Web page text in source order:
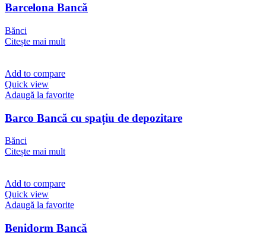
Barcelona Bancă
Bănci
Citește mai mult
Add to compare
Quick view
Adaugă la favorite
Barco Bancă cu spațiu de depozitare
Bănci
Citește mai mult
Add to compare
Quick view
Adaugă la favorite
Benidorm Bancă